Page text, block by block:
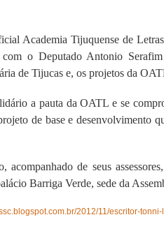
Academia Tijuquense de
o Deputado Antonio
de Tijucas e, os projetos da
a pauta da OATL e se
de base e desenvolvimento
acompanhado de seus
Barriga Verde, sede da
2012/11/escritor-